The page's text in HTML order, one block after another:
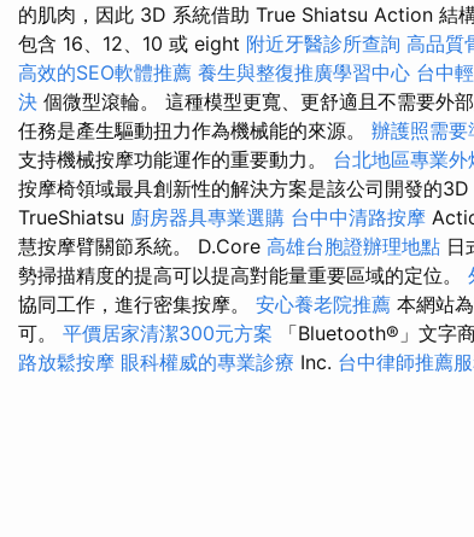
的肌肉，因此 3D 系統借助 True Shiatsu Action 結
包含 16、12、10 或 eight 附近牙醫診所查詢 高品質
高效的SEO軟體推薦 養生與整復推廣學習中心 台中
決 個微型滾輪。 這種模型更寬、更舒適且不需要外
任務是產生驅動扭力作為機械能的來源。 辦護照需要
支持機械​​按摩功能運作的重要動力。 台北地區專業外
按摩椅領域最具創新性的解決方案是該公司開發的3D
TrueShiatsu 廚房器具專業選購 台中中清路按摩
慧按摩臂關節系統。 D.Core 高雄台胞證辦理地點 日
勢掃描精度的提高可以提高對能量重要區域的定位。
協同工作，進行密集按摩。 安心養老院推薦 本網站
可。 平價居家清潔300元方案 「Bluetooth®」文字
路放鬆按摩 眼科權威的專業診療 Inc. 台中律師推薦